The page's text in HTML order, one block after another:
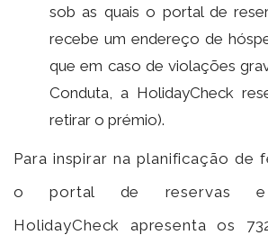
sob as quais o portal de
recebe um endereço de
que em caso de violações
Conduta, a HolidayCheck
retirar o prémio).
Para inspirar na planificação de
o portal de reservas e
HolidayCheck apresenta os